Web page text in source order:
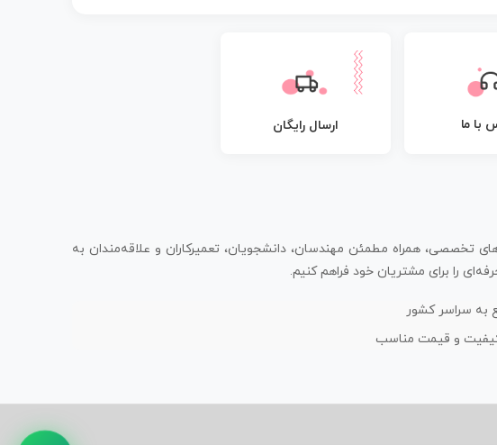
با ما ارسال رایگان
تخصصی، همراه مطمئن مهندسان، دانشجویان، تعمیرکاران و علاقه‌مندان به
را برای مشتریان خود فراهم کنیم.
به سراسر کشور
و قیمت مناسب